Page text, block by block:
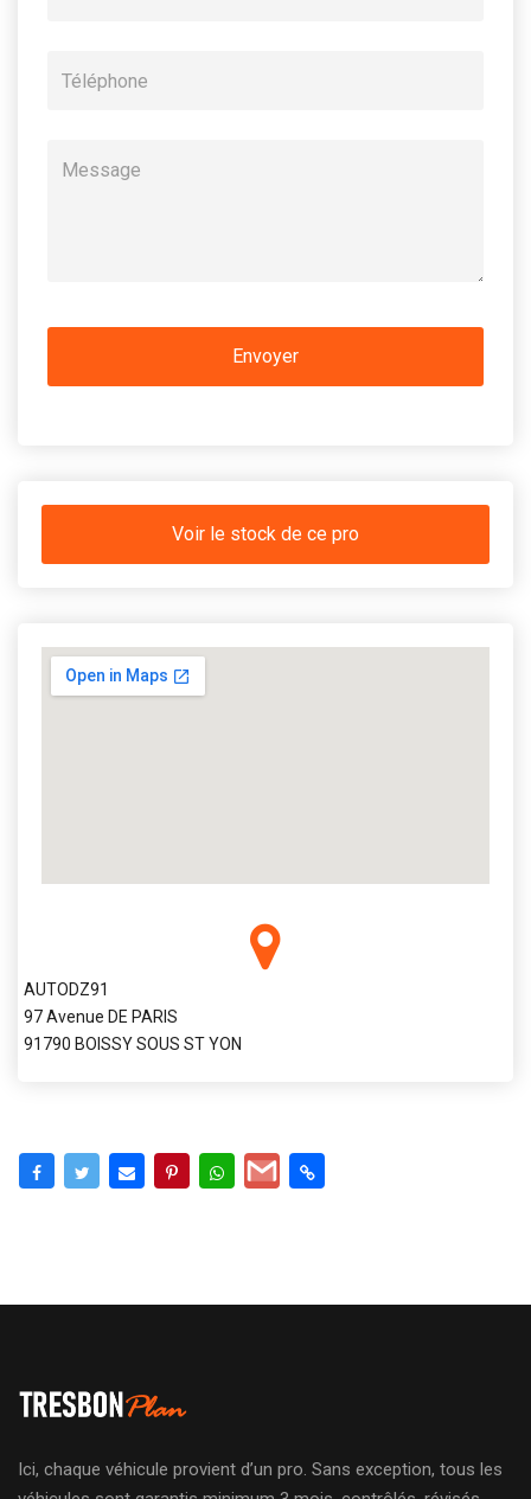
Voir le stock de ce pro
AUTODZ91
97 Avenue DE PARIS
91790 BOISSY SOUS ST YON
Ici, chaque véhicule provient d’un pro. Sans exception, tous les